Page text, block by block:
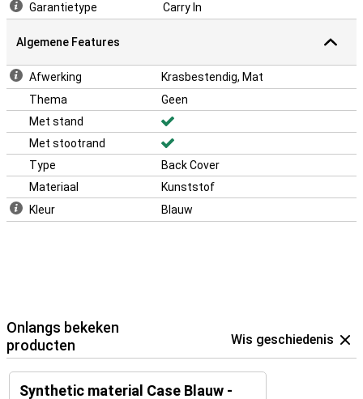
Garantietype
Carry In
Algemene Features
Afwerking
Krasbestendig, Mat
Thema
Geen
Met stand
Met stootrand
Type
Back Cover
Materiaal
Kunststof
Kleur
Blauw
Onlangs bekeken
producten
Wis geschiedenis
Synthetic material Case Blauw -